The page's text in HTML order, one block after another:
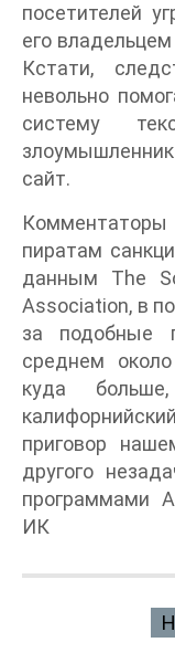
посетителей
его
Кстати,
невольно
систему
сайт.
Комментаторы
пиратам
данным The
Association, в
за подобные
среднем
куда
приговор
другого
программами
ИК